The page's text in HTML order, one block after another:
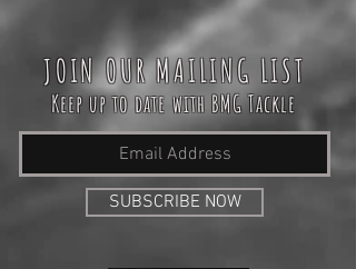
JOIN OUR MAILING LIST
Keep up to date with BMG Tackle
SUBSCRIBE NOW